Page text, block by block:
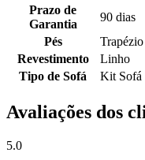
Prazo de
Garantia
90 dias
Pés
Trapézio
Revestimento
Linho
Tipo de Sofá
Kit Sofá
Avaliações dos
5.0